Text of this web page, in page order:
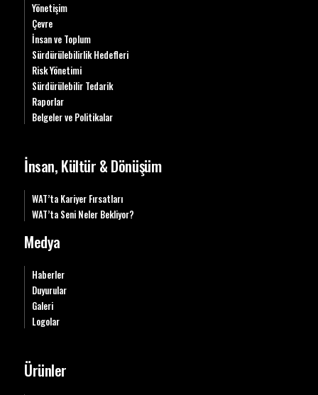
Yönetişim
Çevre
İnsan ve Toplum
Sürdürülebilirlik Hedefleri
Risk Yönetimi
Sürdürülebilir Tedarik
Raporlar
Belgeler ve Politikalar
İnsan, Kültür & Dönüşüm
WAT’ta Kariyer Fırsatları
WAT’ta Seni Neler Bekliyor?
Medya
Haberler
Duyurular
Galeri
Logolar
Ürünler